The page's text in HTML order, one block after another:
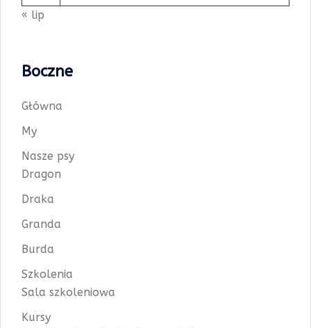
« lip
Boczne
Główna
My
Nasze psy
Dragon
Draka
Granda
Burda
Szkolenia
Sala szkoleniowa
Kursy